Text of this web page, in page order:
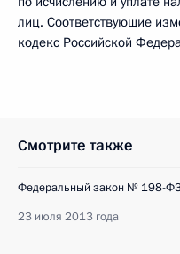
лиц. Соответствующие
кодекс Российской
Смотрите также
Федеральный закон № 198-
23 июля 2013 года